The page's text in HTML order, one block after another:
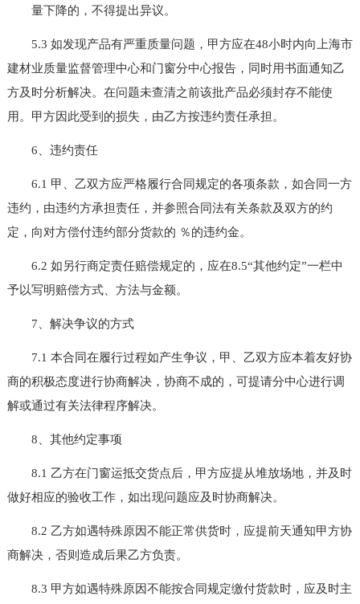
量下降的，不得提出异议。
5.3 如发现产品有严重质量问题，甲方应在48小时内向上海市
建材业质量监督管理中心和门窗分中心报告，同时用书面通知乙
方及时分析解决。在问题未查清之前该批产品必须封存不能使
用。甲方因此受到的损失，由乙方按违约责任承担。
6、违约责任
6.1 甲、乙双方应严格履行合同规定的各项条款，如合同一方
违约，由违约方承担责任，并参照合同法有关条款及双方的约
定，向对方偿付违约部分货款的 ％的违约金。
6.2 如另行商定责任赔偿规定的，应在8.5“其他约定”一栏中
予以写明赔偿方式、方法与金额。
7、解决争议的方式
7.1 本合同在履行过程如产生争议，甲、乙双方应本着友好协
商的积极态度进行协商解决，协商不成的，可提请分中心进行调
解或通过有关法律程序解决。
8、其他约定事项
8.1 乙方在门窗运抵交货点后，甲方应提从堆放场地，并及时
做好相应的验收工作，如出现问题应及时协商解决。
8.2 乙方如遇特殊原因不能正常供货时，应提前天通知甲方协
商解决，否则造成后果乙方负责。
8.3 甲方如遇特殊原因不能按合同规定缴付货款时，应及时主